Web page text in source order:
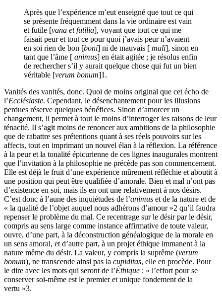
Après que l’expérience m’eut enseigné que tout ce qui
se présente fréquemment dans la vie ordinaire est vain
et futile [vana et futilia], voyant que tout ce qui me
faisait peur et tout ce pour quoi j’avais peur n’avaient
en soi rien de bon [boni] ni de mauvais [ mali], sinon en
tant que l’âme [ animus] en était agitée ; je résolus enfin
de rechercher s’il y aurait quelque chose qui fut un bien
véritable [verum bonum]1 .
Vanités des vanités, donc. Quoi de moins original que cet écho de
l’Ecclésiaste. Cependant, le désenchantement pour les illusions
perdues réserve quelques bénéfices. Sinon d’amorcer un
changement, il permet à tout le moins d’interroger les raisons de leur
ténacité. Il s’agit moins de renoncer aux ambitions de la philosophie
que de rabattre ses prétentions quant à ses réels pouvoirs sur les
affects, tout en imprimant un nouvel élan à la réflexion. La référence
à la peur et la tonalité épicurienne de ces lignes inaugurales montrent
que l’invitation à la philosophie ne précède pas son commencement.
Elle est déjà le fruit d’une expérience mûrement réfléchie et aboutit à
une position qui peut être qualifiée d’amorale. Bien et mal n’ont pas
d’existence en soi, mais ils en ont une relativement à nos désirs.
C’est donc à l’aune des inquiétudes de l’animus et de la nature et de
« la qualité de l’objet auquel nous adhérons d’amour »2 qu’il faudra
repenser le problème du mal. Ce recentrage sur le désir par le désir,
compris au sens large comme instance affirmative de toute valeur,
ouvre, d’une part, à la déconstruction généalogique de la morale en
un sens amoral, et d’autre part, à un projet éthique immanent à la
nature même du désir. La valeur, y compris la suprême (verum
bonum), ne transcende ainsi pas la cupiditas, elle en procède. Pour
le dire avec les mots qui seront de l’Éthique : « l’effort pour se
conserver soi-même est le premier et unique fondement de la
vertu »3.